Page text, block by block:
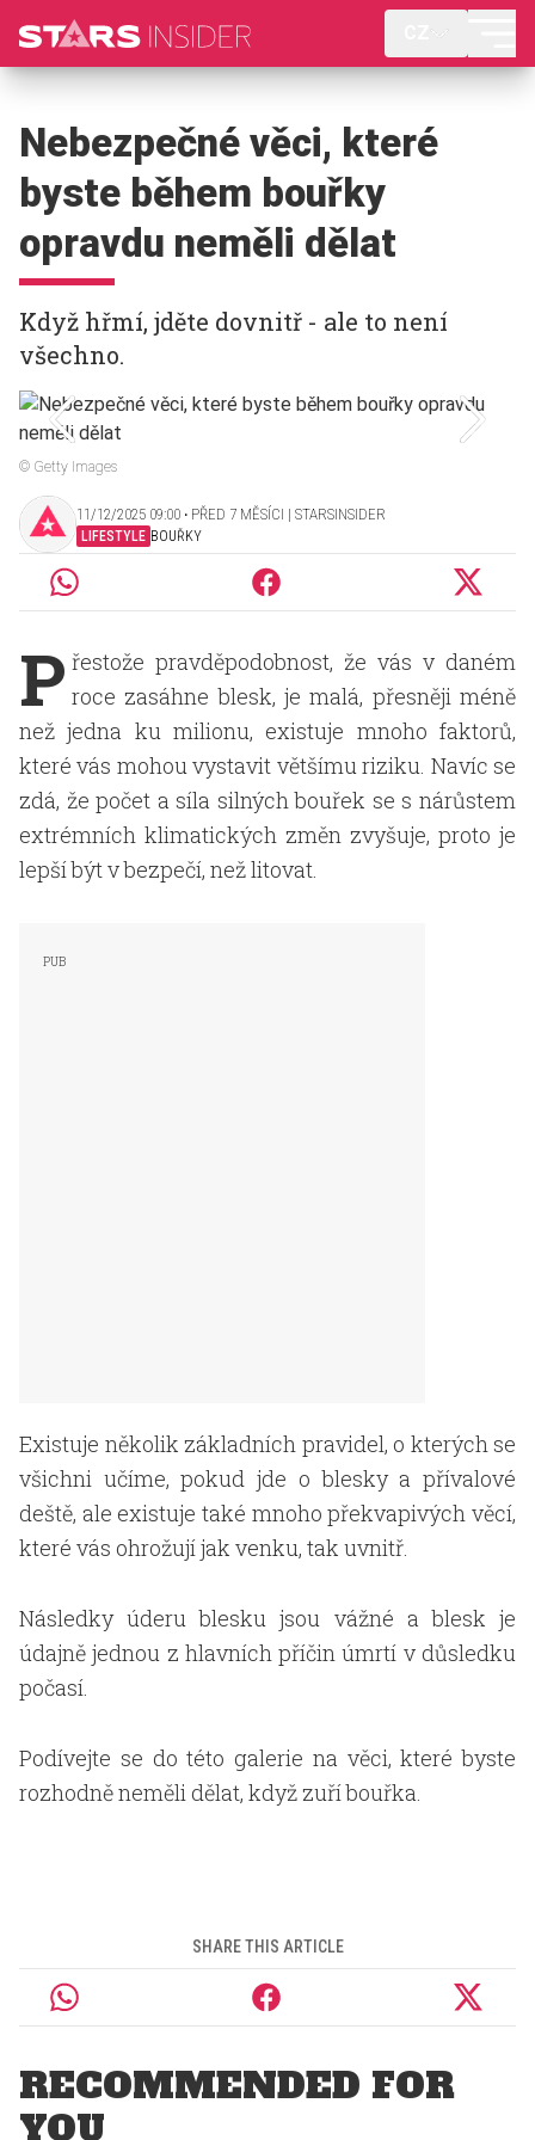
Nebezpečné věci, které
byste během bouřky
opravdu neměli dělat
Když hřmí, jděte dovnitř - ale to není
všechno.
© Getty Images
11/12/2025 09:00 ‧ PŘED 7 MĚSÍCI | STARSINSIDER
LIFESTYLE BOUŘKY
P řestože pravděpodobnost, že vás v daném
roce zasáhne blesk, je malá, přesněji méně
než jedna ku milionu, existuje mnoho faktorů,
které vás mohou vystavit většímu riziku. Navíc se
zdá, že počet a síla silných bouřek se s nárůstem
extrémních klimatických změn zvyšuje, proto je
lepší být v bezpečí, než litovat.
Existuje několik základních pravidel, o kterých se
všichni učíme, pokud jde o blesky a přívalové
deště, ale existuje také mnoho překvapivých věcí,
které vás ohrožují jak venku, tak uvnitř.
Následky úderu blesku jsou vážné a blesk je
údajně jednou z hlavních příčin úmrtí v důsledku
počasí.
Podívejte se do této galerie na věci, které byste
rozhodně neměli dělat, když zuří bouřka.
SHARE THIS ARTICLE
RECOMMENDED FOR
YOU